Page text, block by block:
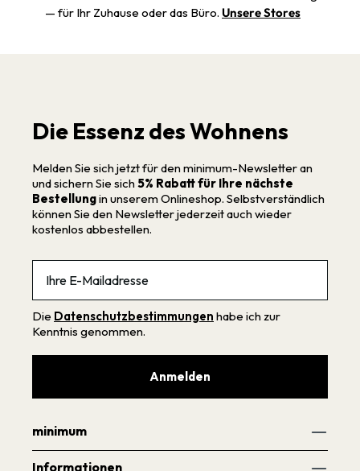
— für Ihr Zuhause oder das Büro. Unsere Stores
Die Essenz des Wohnens
Melden Sie sich jetzt für den minimum-Newsletter an
und sichern Sie sich 5% Rabatt für Ihre nächste
Bestellungin unserem Onlineshop. Selbstverständlich
können Sie den Newsletter jederzeit auch wieder
kostenlos abbestellen.
Die Datenschutzbestimmungen habe ich zur
Kenntnis genommen.
Anmelden
minimum
Informationen